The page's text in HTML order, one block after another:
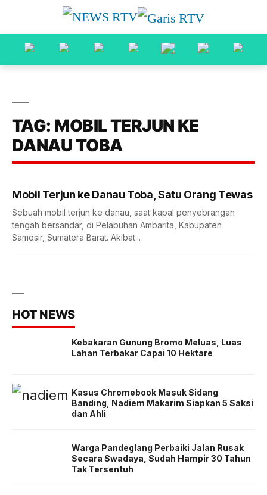
TAG: MOBIL TERJUN KE
DANAU TOBA
Mobil Terjun ke Danau Toba, Satu Orang Tewas
Sebuah mobil terjun ke danau, saat kapal penyebrangan
tengah bersandar, di Pelabuhan Ambarita, Kabupaten
Samosir, Sumatera Barat. Akibat...
HOT NEWS
Kebakaran Gunung Bromo Meluas, Luas
Lahan Terbakar Capai 10 Hektare
Kasus Chromebook Masuk Sidang
Banding, Nadiem Makarim Siapkan 5 Saksi
dan Ahli
Warga Pandeglang Perbaiki Jalan Rusak
Secara Swadaya, Sudah Hampir 30 Tahun
Tak Tersentuh